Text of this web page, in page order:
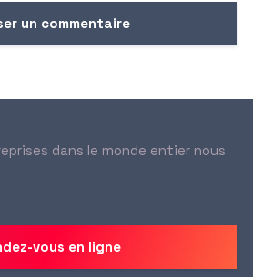
dans le monde entier nous
vous en ligne